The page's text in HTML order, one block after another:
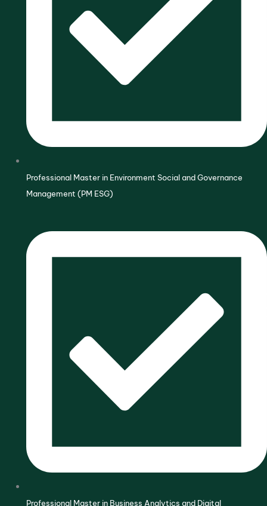
Professional Master in Environment Social and Governance
Management (PM ESG)
Professional Master in Business Analytics and Digital